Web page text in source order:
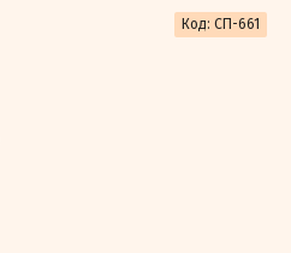
Код: СП-661